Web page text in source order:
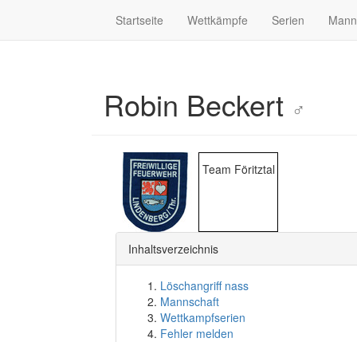
Startseite Wettkämpfe Serien
Robin Beckert ♂
Team Föritztal
Inhaltsverzeichnis
Löschangriff nass
Mannschaft
Wettkampfserien
Fehler melden